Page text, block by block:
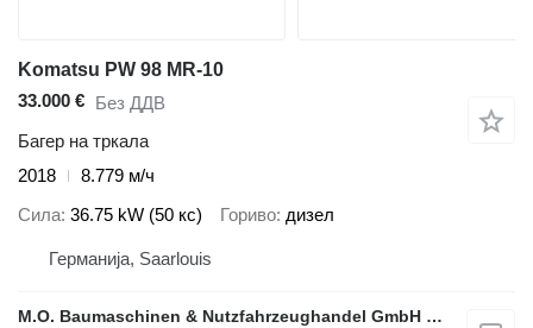
Komatsu PW 98 MR-10
33.000 € Без ДДВ
Багер на тркала
2018
8.779 м/ч
Сила 36.75 kW (50 кс) Гориво дизел
Германија, Saarlouis
M.O. Baumaschinen & Nutzfahrzeughandel GmbH & CO.